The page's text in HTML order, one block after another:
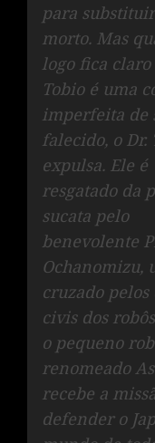
para
morto. Mas
logo fica claro
Tobio é uma
imperfeita de
falecido, o Dr.
expulsa. Ele é
resgatado da
sucata pelo
benevolente
Ochanomizu,
cruzado
civis dos
o pequeno
renomeado
recebe a
defender o